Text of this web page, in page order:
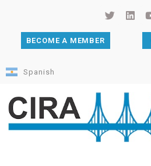
BECOME A MEMBER
Spanish